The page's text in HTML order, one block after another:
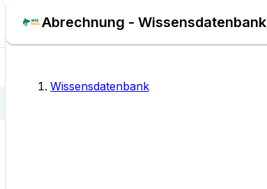
Abrechnung - Wissensdatenbank
Wissensdatenbank